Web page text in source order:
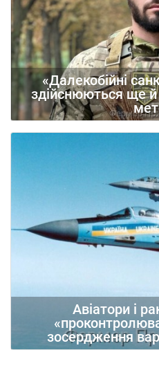
«Далекобійні
здійснюються ще й
Авіатори і
зосердження